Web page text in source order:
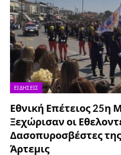
ΕΙΔΉΣΕΙΣ
Εθνική Επέτειος 25η
Ξεχώρισαν οι
Δασοπυροσβέστες
Άρτεμις